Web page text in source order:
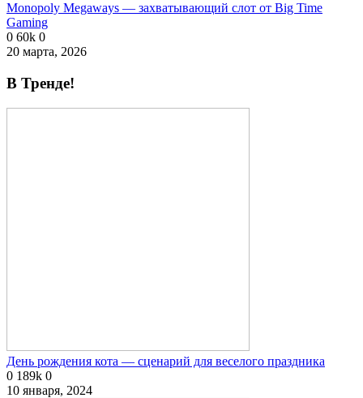
Monopoly Megaways — захватывающий слот от Big Time
Gaming
0 60k 0
20 марта, 2026
В Тренде!
День рождения кота — сценарий для веселого праздника
0 189k 0
10 января, 2024